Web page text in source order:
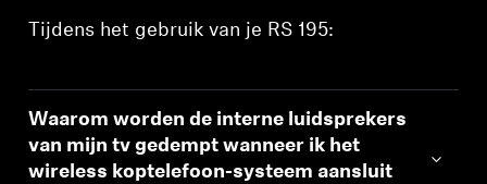
Tijdens het gebruik van je RS 195:
Waarom worden de interne luidsprekers
van mijn tv gedempt wanneer ik het
wireless koptelefoon-systeem aansluit